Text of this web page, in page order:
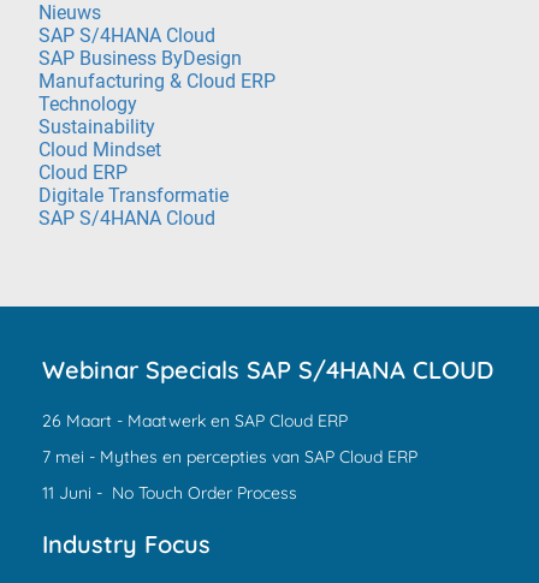
Nieuws
SAP S/4HANA Cloud
SAP Business ByDesign
Manufacturing & Cloud ERP
Technology
Sustainability
Cloud Mindset
Cloud ERP
Digitale Transformatie
SAP S/4HANA Cloud
Webinar Specials SAP S/4HANA CLOUD
26 Maart - Maatwerk en SAP Cloud ERP
7 mei - Mythes en percepties van SAP Cloud ERP
11 Juni - No Touch Order Process
Industry Focus